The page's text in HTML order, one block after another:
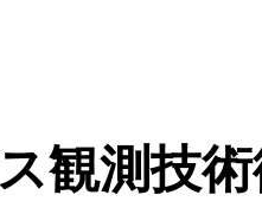
観測技